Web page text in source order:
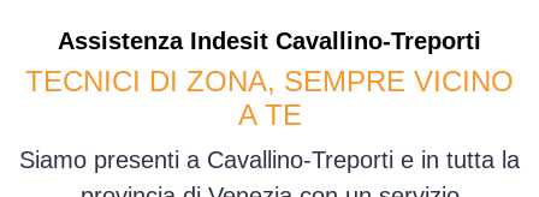
Assistenza Indesit Cavallino-Treporti
TECNICI DI ZONA, SEMPRE VICINO
A TE
Siamo presenti a Cavallino-Treporti e in tutta la